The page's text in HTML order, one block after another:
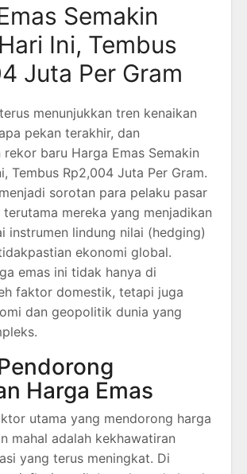
Semakin
Ini, Tembus
Juta Per Gram
menunjukkan tren kenaikan
pekan terakhir, dan
baru Harga Emas Semakin
Tembus Rp2,004 Juta Per Gram.
sorotan para pelaku pasar
mereka yang menjadikan
instrumen lindung nilai (hedging)
ekonomi global.
emas ini tidak hanya di
faktor domestik, tetapi juga
dan geopolitik dunia yang
Harga Emas
utama yang mendorong harga
mahal adalah kekhawatiran
yang terus meningkat. Di